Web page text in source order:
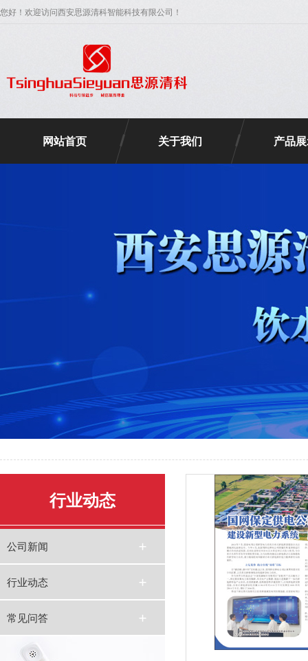
您好！欢迎访问西安思源清科智能科技有限公司！
网站首页 关于我们 产品
行业动态
公司新闻
行业动态
常见问答